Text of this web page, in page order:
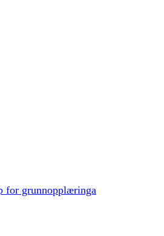
for grunnopplæringa